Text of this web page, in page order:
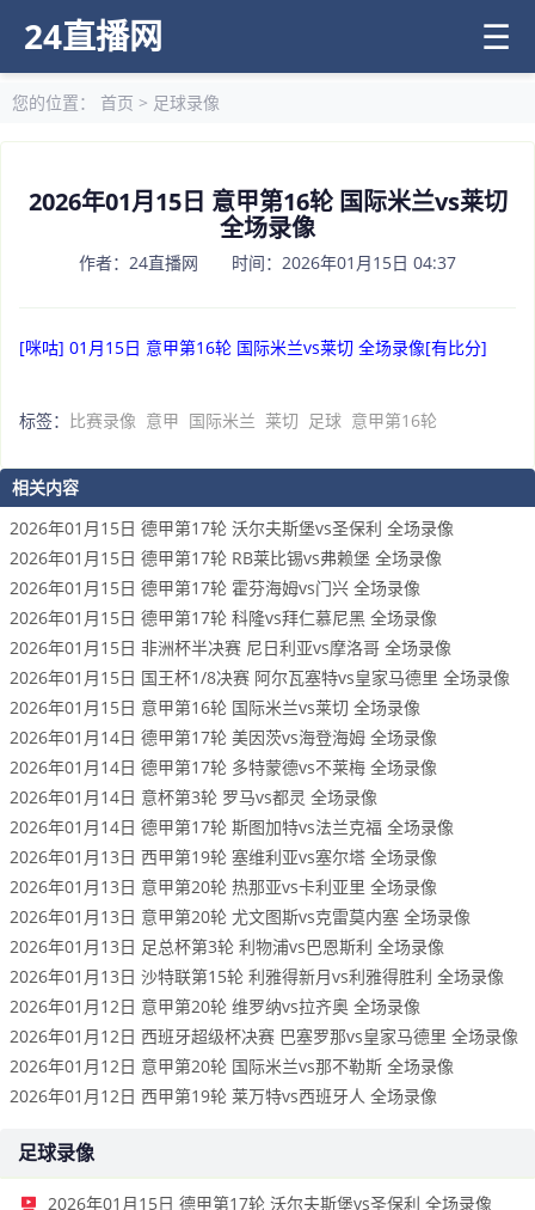
24直播网 ☰
您的位置： 首页 > 足球录像
2026年01月15日 意甲第16轮 国际米兰vs莱切
全场录像
作者：24直播网 时间：2026年01月15日 04:37
[咪咕] 01月15日 意甲第16轮 国际米兰vs莱切 全场录像[有比分]
标签： 比赛录像 意甲 国际米兰 莱切 足球 意甲第16轮
相关内容
2026年01月15日 德甲第17轮 沃尔夫斯堡vs圣保利 全场录像
2026年01月15日 德甲第17轮 RB莱比锡vs弗赖堡 全场录像
2026年01月15日 德甲第17轮 霍芬海姆vs门兴 全场录像
2026年01月15日 德甲第17轮 科隆vs拜仁慕尼黑 全场录像
2026年01月15日 非洲杯半决赛 尼日利亚vs摩洛哥 全场录像
2026年01月15日 国王杯1/8决赛 阿尔瓦塞特vs皇家马德里 全场录像
2026年01月15日 意甲第16轮 国际米兰vs莱切 全场录像
2026年01月14日 德甲第17轮 美因茨vs海登海姆 全场录像
2026年01月14日 德甲第17轮 多特蒙德vs不莱梅 全场录像
2026年01月14日 意杯第3轮 罗马vs都灵 全场录像
2026年01月14日 德甲第17轮 斯图加特vs法兰克福 全场录像
2026年01月13日 西甲第19轮 塞维利亚vs塞尔塔 全场录像
2026年01月13日 意甲第20轮 热那亚vs卡利亚里 全场录像
2026年01月13日 意甲第20轮 尤文图斯vs克雷莫内塞 全场录像
2026年01月13日 足总杯第3轮 利物浦vs巴恩斯利 全场录像
2026年01月13日 沙特联第15轮 利雅得新月vs利雅得胜利 全场录像
2026年01月12日 意甲第20轮 维罗纳vs拉齐奥 全场录像
2026年01月12日 西班牙超级杯决赛 巴塞罗那vs皇家马德里 全场录像
2026年01月12日 意甲第20轮 国际米兰vs那不勒斯 全场录像
2026年01月12日 西甲第19轮 莱万特vs西班牙人 全场录像
足球录像
2026年01月15日 德甲第17轮 沃尔夫斯堡vs圣保利 全场录像